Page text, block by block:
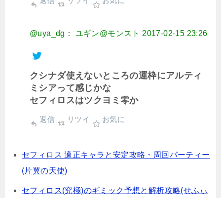
@uya_dg： ユギン@モンスト 2017-02-15 23:26
クシナダ使えないところの運枠にアルティ
ミシアって感じかな
セフィロスはツクヨミ零か
返信 リツイ お気に
セフィロス 適正キャラと安定攻略・周回パーティー
(片翼の天使)
セフィロス(究極)のギミック予想と解析攻略(せふぃ